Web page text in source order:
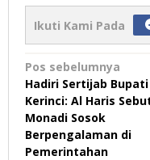
Ikuti Kami Pada
Navigasi
pos
Pos sebelumnya
Hadiri Sertijab Bupati
Kerinci: Al Haris
Monadi Sosok
Berpengalaman di
Pemerintahan